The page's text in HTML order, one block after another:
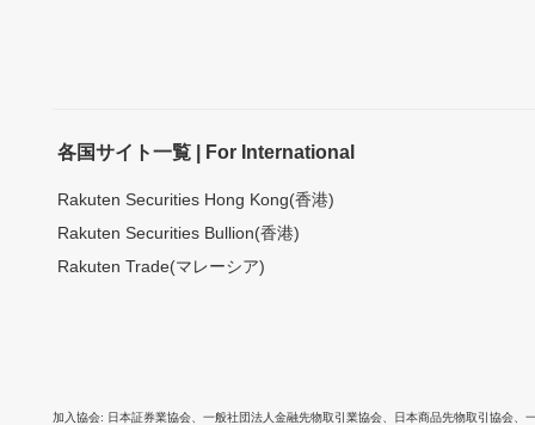
各国サイト一覧 | For International
Rakuten Securities Hong Kong(香港)
Rakuten Securities Bullion(香港)
Rakuten Trade(マレーシア)
加入協会 日本証券業協会 一般社団法人金融先物取引業協会 日本商品先物取引協会